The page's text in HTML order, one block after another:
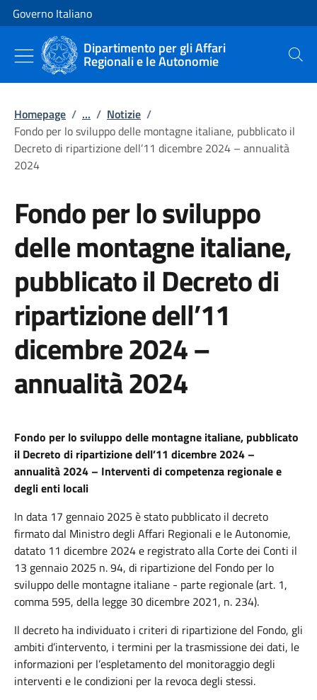
Vai al contenuto
Vai alla navigazione del sito
Governo Italiano
Dipartimento per gli Affari
Regionali e le Autonomie Cerca
Homepage / ... / Notizie /
Fondo per lo sviluppo delle montagne italiane, pubblicato il
Decreto di ripartizione dell’11 dicembre 2024 – annualità
2024
Fondo per lo sviluppo
delle montagne italiane,
pubblicato il Decreto di
ripartizione dell’11
dicembre 2024 –
annualità 2024
Fondo per lo sviluppo delle montagne italiane, pubblicato
il Decreto di ripartizione dell’11 dicembre 2024 –
annualità 2024 – Interventi di competenza regionale e
degli enti locali
In data 17 gennaio 2025 è stato pubblicato il decreto
firmato dal Ministro degli Affari Regionali e le Autonomie,
datato 11 dicembre 2024 e registrato alla Corte dei Conti il
13 gennaio 2025 n. 94, di ripartizione del Fondo per lo
sviluppo delle montagne italiane - parte regionale (art. 1,
comma 595, della legge 30 dicembre 2021, n. 234).
Il decreto ha individuato i criteri di ripartizione del Fondo, gli
ambiti d’intervento, i termini per la trasmissione dei dati, le
informazioni per l’espletamento del monitoraggio degli
interventi e le condizioni per la revoca degli stessi.